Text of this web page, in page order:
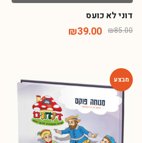
דוני לא כועס
₪85.00
₪39.00